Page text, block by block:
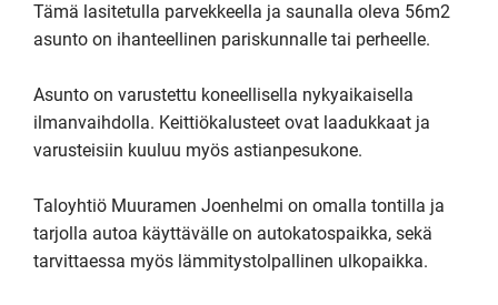
Tämä lasitetulla parvekkeella ja saunalla oleva 56m2
asunto on ihanteellinen pariskunnalle tai perheelle.
Asunto on varustettu koneellisella nykyaikaisella
ilmanvaihdolla. Keittiökalusteet ovat laadukkaat ja
varusteisiin kuuluu myös astianpesukone.
Taloyhtiö Muuramen Joenhelmi on omalla tontilla ja
tarjolla autoa käyttävälle on autokatospaikka, sekä
tarvittaessa myös lämmitystolpallinen ulkopaikka.